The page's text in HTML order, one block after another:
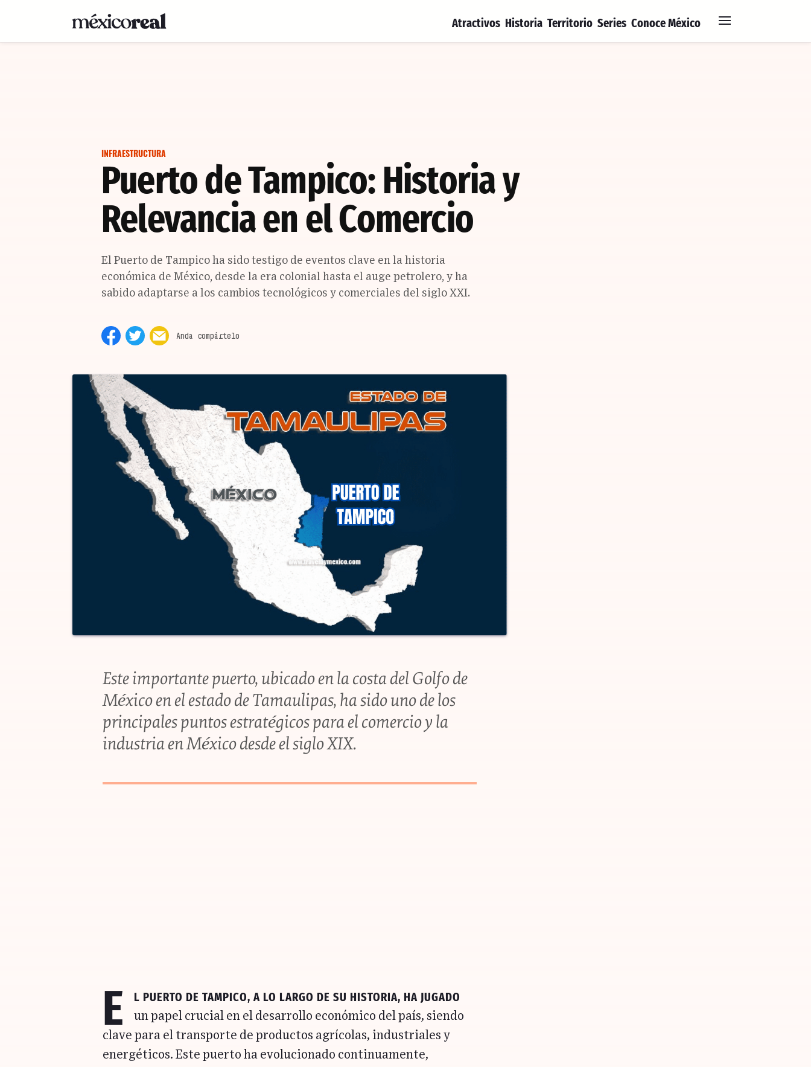
Atractivos Historia Territorio Series Conoce México
INFRAESTRUCTURA
Puerto de Tampico: Historia y
Relevancia en el Comercio
El Puerto de Tampico ha sido testigo de eventos clave en la historia
económica de México, desde la era colonial hasta el auge petrolero, y ha
sabido adaptarse a los cambios tecnológicos y comerciales del siglo XXI.
Este importante puerto, ubicado en la costa del Golfo de
México en el estado de Tamaulipas, ha sido uno de los
principales puntos estratégicos para el comercio y la
industria en México desde el siglo XIX.
E l Puerto de Tampico, a lo largo de su historia, ha jugado
un papel crucial en el desarrollo económico del país, siendo
clave para el transporte de productos agrícolas, industriales y
energéticos. Este puerto ha evolucionado continuamente,